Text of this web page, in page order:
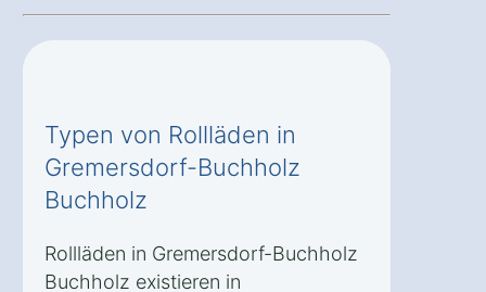
Typen von Rollläden in
Gremersdorf-Buchholz
Buchholz
Rollläden in Gremersdorf-Buchholz
Buchholz existieren in